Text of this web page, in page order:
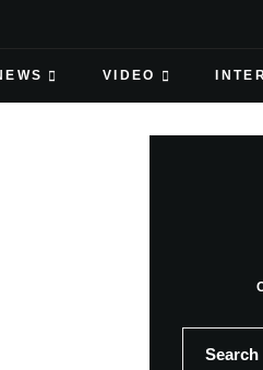
VIDEO